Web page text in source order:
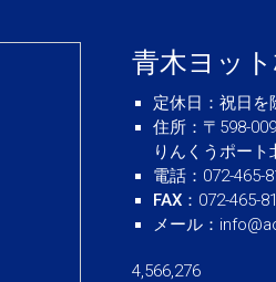
青木ヨッ
定休日 ：祝日
住所 ：〒598-
りんくうポート
電話 ：072-465-
FAX ：072-465-
メール ：
4,566,276